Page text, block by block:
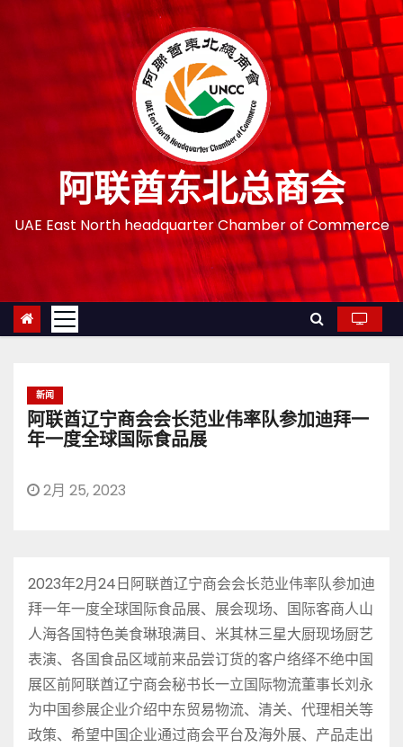
阿联酋东北总商会
UAE East North headquarter Chamber of Commerce
新闻
阿联酋辽宁商会会长范业伟率队参加迪拜一
年一度全球国际食品展
2月 25, 2023
2023年2月24日阿联酋辽宁商会会长范业伟率队参加迪
拜一年一度全球国际食品展、展会现场、国际客商人山
人海各国特色美食琳琅满目、米其林三星大厨现场厨艺
表演、各国食品区域前来品尝订货的客户络绎不绝中国
展区前阿联酋辽宁商会秘书长一立国际物流董事长刘永
为中国参展企业介绍中东贸易物流、清关、代理相关等
政策、希望中国企业通过商会平台及海外展、产品走出